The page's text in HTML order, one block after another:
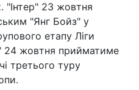
"Інтер" 23 жовтня
"Янг Бойз" у
етапу Ліги
24 жовтня прийматиме
третього туру